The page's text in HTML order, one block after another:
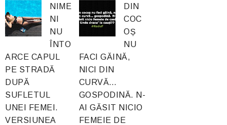
NIME
NI
NU
ÎNTO
ARCE CAPUL
PE STRADĂ
DUPĂ
SUFLETUL
UNEI FEMEI.
VERSIUNEA
DIN
COC
OȘ
NU
FACI GĂINĂ,
NICI DIN
CURVĂ…
GOSPODINĂ. N-
AI GĂSIT NICIO
FEMEIE DE